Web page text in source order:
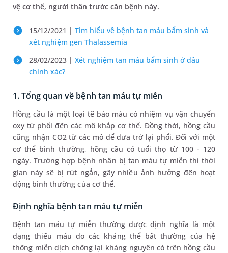
vệ cơ thể, người thân trước căn bệnh này.
15/12/2021 | Tìm hiểu về bệnh tan máu bẩm sinh và
xét nghiệm gen Thalassemia
28/02/2023 | Xét nghiệm tan máu bẩm sinh ở đâu
chính xác?
1. Tổng quan về bệnh tan máu tự miễn
Hồng cầu là một loại tế bào máu có nhiệm vụ vận chuyển
oxy từ phổi đến các mô khắp cơ thể. Đồng thời, hồng cầu
cũng nhận CO2 từ các mô để đưa trở lại phổi. Đối với một
cơ thể bình thường, hồng cầu có tuổi thọ từ 100 - 120
ngày. Trường hợp bệnh nhân bị tan máu tự miễn thì thời
gian này sẽ bị rút ngắn, gây nhiều ảnh hưởng đến hoạt
động bình thường của cơ thể.
Định nghĩa bệnh tan máu tự miễn
Bệnh tan máu tự miễn thường được định nghĩa là một
dạng thiếu máu do các kháng thể bất thường của hệ
thống miễn dịch chống lại kháng nguyên có trên hồng cầu